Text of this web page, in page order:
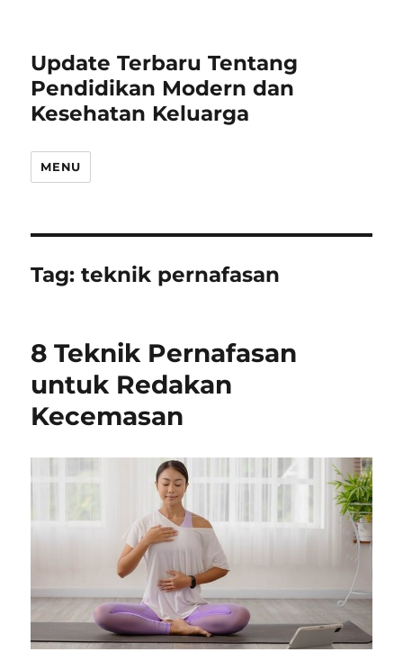
Update Terbaru Tentang
Pendidikan Modern dan
Kesehatan Keluarga
MENU
Tag:teknik pernafasan
8 Teknik Pernafasan
untuk Redakan
Kecemasan